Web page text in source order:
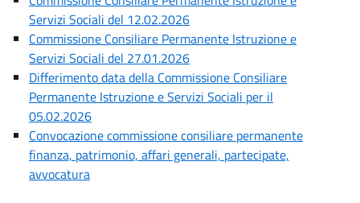
Servizi Sociali del 12.02.2026
Commissione Consiliare Permanente Istruzione e
Servizi Sociali del 27.01.2026
Differimento data della Commissione Consiliare
Permanente Istruzione e Servizi Sociali per il
05.02.2026
Convocazione commissione consiliare permanente
finanza, patrimonio, affari generali, partecipate,
avvocatura